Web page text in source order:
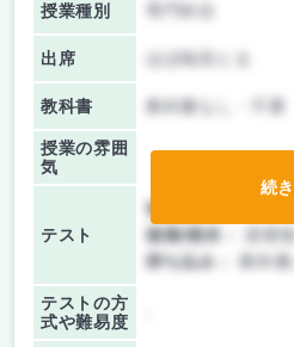
授業種別
出席 ほぼ毎回とる
教科書 教科書なし・不要
授業の雰囲
気
テスト
前期/中間：
後期/期末：
授業
持ち込み：
教科
テストの方
式や難易度
続